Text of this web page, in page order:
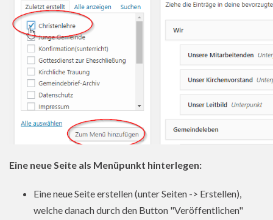
Eine neue Seite als Menüpunkt hinterlegen:
Eine neue Seite erstellen (unter Seiten -> Erstellen),
welche danach durch den Button "Veröffentlichen"